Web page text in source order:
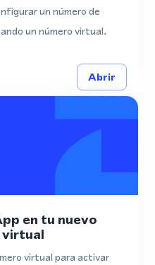
un número de
un número virtual.
Abrir
en tu nuevo
virtual
virtual para activar